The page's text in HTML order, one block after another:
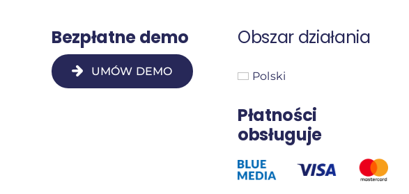
Bezpłatne demo
UMÓW DEMO
Obszar działania
Polski
Płatności
obsługuje